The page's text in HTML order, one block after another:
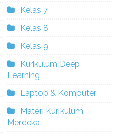
Kelas 7
Kelas 8
Kelas 9
Kurikulum Deep
Learning
Laptop & Komputer
Materi Kurikulum
Merdeka